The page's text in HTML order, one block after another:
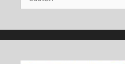
după: